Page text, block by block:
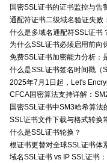
国密SSL证书的证书监控与告
通配符证书二级域名验证失败
什么是多域名通配符SSL证书
免费SSL证书加密能力分析：
什么是SSL证书签名时间戳（
2025年7月1日起，Let's
CFCA国密算法支持详解：
国密SSL证书中SM3哈希算法
SSL证书文件下载与格式转换
什么是SSL证书轮换？
根证书更替对全球SSL证书体
域名SSL证书 vs IP SSL证书